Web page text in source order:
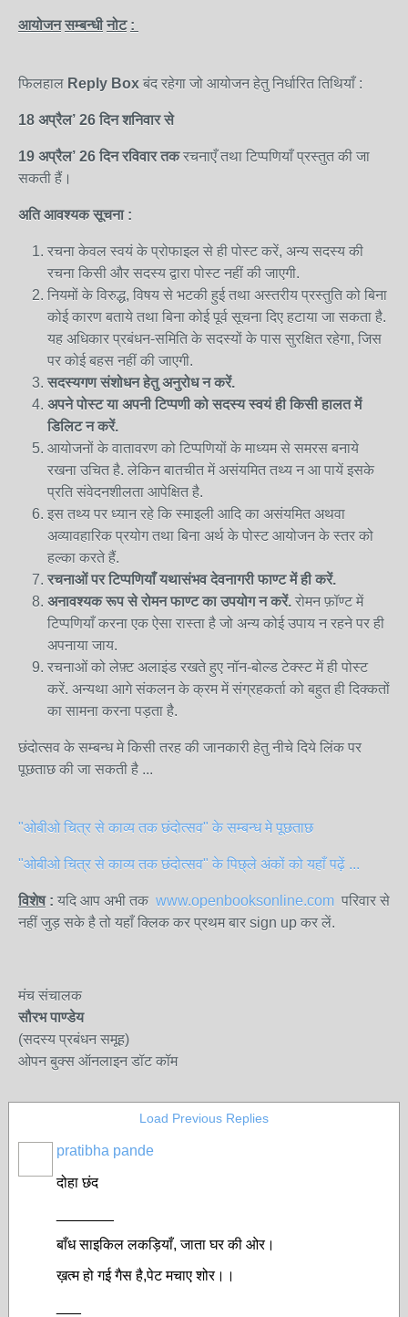
आयोजन सम्बन्धी नोट :
फिलहाल Reply Box बंद रहेगा जो आयोजन हेतु निर्धारित तिथियाँ :
18 अप्रैल’ 26 दिन शनिवार से
19 अप्रैल’ 26 दिन रविवार तक रचनाएँ तथा टिप्पणियाँ प्रस्तुत की जा
सकती हैं।
अति आवश्यक सूचना :
रचना केवल स्वयं के प्रोफाइल से ही पोस्ट करें, अन्य सदस्य की
रचना किसी और सदस्य द्वारा पोस्ट नहीं की जाएगी.
नियमों के विरुद्ध, विषय से भटकी हुई तथा अस्तरीय प्रस्तुति को बिना
कोई कारण बताये तथा बिना कोई पूर्व सूचना दिए हटाया जा सकता है.
यह अधिकार प्रबंधन-समिति के सदस्यों के पास सुरक्षित रहेगा, जिस
पर कोई बहस नहीं की जाएगी.
सदस्यगण संशोधन हेतु अनुरोध न करें.
अपने पोस्ट या अपनी टिप्पणी को सदस्य स्वयं ही किसी हालत में
डिलिट न करें.
आयोजनों के वातावरण को टिप्पणियों के माध्यम से समरस बनाये
रखना उचित है. लेकिन बातचीत में असंयमित तथ्य न आ पायें इसके
प्रति संवेदनशीलता आपेक्षित है.
इस तथ्य पर ध्यान रहे कि स्माइली आदि का असंयमित अथवा
अव्यावहारिक प्रयोग तथा बिना अर्थ के पोस्ट आयोजन के स्तर को
हल्का करते हैं.
रचनाओं पर टिप्पणियाँ यथासंभव देवनागरी फाण्ट में ही करें.
अनावश्यक रूप से रोमन फाण्ट का उपयोग न करें. रोमन फ़ॉण्ट में
टिप्पणियाँ करना एक ऐसा रास्ता है जो अन्य कोई उपाय न रहने पर ही
अपनाया जाय.
रचनाओं को लेफ़्ट अलाइंड रखते हुए नॉन-बोल्ड टेक्स्ट में ही पोस्ट
करें. अन्यथा आगे संकलन के क्रम में संग्रहकर्ता को बहुत ही दिक्कतों
का सामना करना पड़ता है.
छंदोत्सव के सम्बन्ध मे किसी तरह की जानकारी हेतु नीचे दिये लिंक पर
पूछताछ की जा सकती है ...
"ओबीओ चित्र से काव्य तक छंदोत्सव" के सम्बन्ध मे पूछताछ
"ओबीओ चित्र से काव्य तक छंदोत्सव" के पिछ्ले अंकों को यहाँ पढ़ें ...
विशेष : यदि आप अभी तक www.openbooksonline.com परिवार से
नहीं जुड़ सके है तो यहाँ क्लिक कर प्रथम बार sign up कर लें.
मंच संचालक
सौरभ पाण्डेय
(सदस्य प्रबंधन समूह)
ओपन बुक्स ऑनलाइन डॉट कॉम
Load Previous Replies
pratibha pande
दोहा छंद
बाँध साइकिल लकड़ियाँ, जाता घर की ओर।
ख़त्म हो गई गैस है,पेट मचाए शोर।।